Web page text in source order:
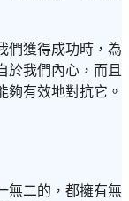
們獲得成功時，為
於我們內心，而且
有效地對抗它。
無二的，都擁有無